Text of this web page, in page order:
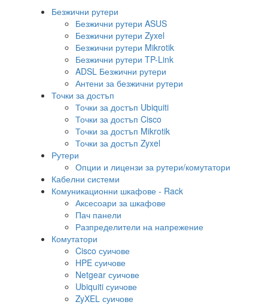
Безжични рутери
Безжични рутери ASUS
Безжични рутери Zyxel
Безжични рутери Mikrotik
Безжични рутери TP-Link
ADSL Безжични рутери
Антени за безжични рутери
Точки за достъп
Точки за достъп Ubiquiti
Точки за достъп Cisco
Точки за достъп Mikrotik
Точки за достъп Zyxel
Рутери
Опции и лицензи за рутери/комутатори
Кабелни системи
Комуникационни шкафове - Rack
Аксесоари за шкафове
Пач панели
Разпределители на напрежение
Комутатори
Cisco суичове
HPE суичове
Netgear суичове
Ubiquiti суичове
ZyXEL суичове